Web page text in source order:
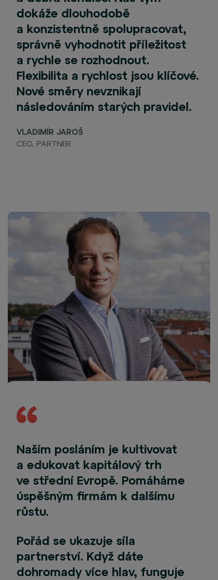
dokáže dlouhodobě
a konzistentně spolupracovat,
správně vyhodnotit příležitost
a rychle se rozhodnout.
Flexibilita a rychlost jsou klíčové.
Nové směry nevznikají
následováním starých pravidel.
VLADIMÍR JAROŠ
CEO, PARTNER
Naším posláním je kultivovat
a edukovat kapitálový trh
ve střední Evropě. Pomáháme
úspěšným firmám k dalšímu
růstu.
Pořád se ukazuje síla
partnerství. Když dáte
dohromady více hlav, funguje